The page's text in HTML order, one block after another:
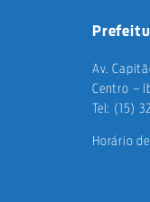
Av.
Centro –
Tel: (15)
Horário